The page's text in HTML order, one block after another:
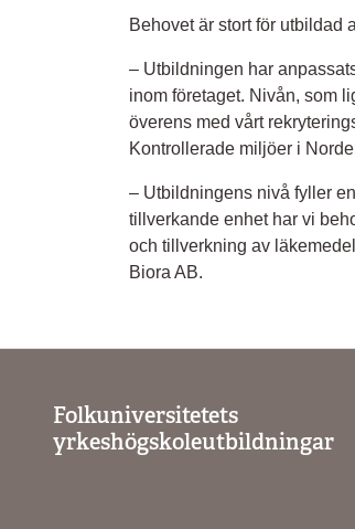
Behovet är stort för utbildad
– Utbildningen har
inom företaget. Nivån, som
överens med vårt
Kontrollerade miljöer i
– Utbildningens nivå fyller
tillverkande enhet har vi
och tillverkning av
Biora AB.
Folkuniversitetets
yrkeshögskoleutbildningar